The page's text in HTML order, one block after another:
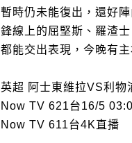
暫時仍未能復出，還好
鋒線上的屈堅斯、羅渣
都能交出表現，今晚有
英超 阿士東維拉VS利物
Now TV 621台16/5
Now TV 611台4K直播